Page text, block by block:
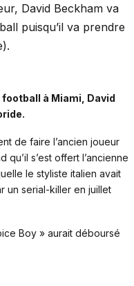
David Beckham va
puisqu’il va prendre
football à Miami, David
de faire l’ancien joueur
qu’il s’est offert l’ancienne
le styliste italien avait
un serial-killer en juillet
Boy » aurait déboursé